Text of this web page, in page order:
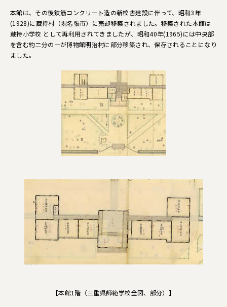
本館は、その後鉄筋コンクリート造の新校舎建設に伴って、昭和3年
(1928)に蔵持村（現名張市）に売却移築されました。移築された本館は
蔵持小学校 として再利用されてきましたが、昭和40年(1965)には中央部
を含む約二分の一が博物館明治村に部分移築され、保存されることになり
ました。
【本館1階（三重県師範学校全図、部分）】